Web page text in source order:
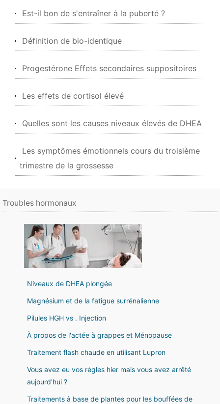
Est-il bon de s'entraîner à la puberté ?
Définition de bio-identique
Progestérone Effets secondaires suppositoires
Les effets de cortisol élevé
Quelles sont les causes niveaux élevés de DHEA
Les symptômes émotionnels cours du troisième
trimestre de la grossesse
Troubles hormonaux
Niveaux de DHEA plongée
Magnésium et de la fatigue surrénalienne
Pilules HGH vs . Injection
À propos de l'actée à grappes et Ménopause
Traitement flash chaude en utilisant Lupron
Vous avez eu vos règles hier mais vous avez arrêté
aujourd'hui ?
Traitements à base de plantes pour les bouffées de